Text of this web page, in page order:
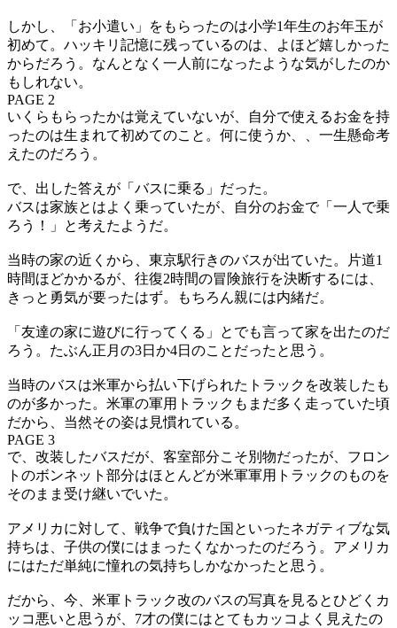
しかし、「お小遣い」をもらったのは小学1年生のお年玉が
初めて。ハッキリ記憶に残っているのは、よほど嬉しかった
からだろう。なんとなく一人前になったような気がしたのか
もしれない。
PAGE 2
いくらもらったかは覚えていないが、自分で使えるお金を持
ったのは生まれて初めてのこと。何に使うか、、一生懸命考
えたのだろう。
で、出した答えが「バスに乗る」だった。
バスは家族とはよく乗っていたが、自分のお金で「一人で乗
ろう！」と考えたようだ。
当時の家の近くから、東京駅行きのバスが出ていた。片道1
時間ほどかかるが、往復2時間の冒険旅行を決断するには、
きっと勇気が要ったはず。もちろん親には内緒だ。
「友達の家に遊びに行ってくる」とでも言って家を出たのだ
ろう。たぶん正月の3日か4日のことだったと思う。
当時のバスは米軍から払い下げられたトラックを改装したも
のが多かった。米軍の軍用トラックもまだ多く走っていた頃
だから、当然その姿は見慣れている。
PAGE 3
で、改装したバスだが、客室部分こそ別物だったが、フロン
トのボンネット部分はほとんどが米軍軍用トラックのものを
そのまま受け継いでいた。
アメリカに対して、戦争で負けた国といったネガティブな気
持ちは、子供の僕にはまったくなかったのだろう。アメリカ
にはただ単純に憧れの気持ちしかなかったと思う。
だから、今、米軍トラック改のバスの写真を見るとひどくカ
ッコ悪いと思うが、7才の僕にはとてもカッコよく見えたの